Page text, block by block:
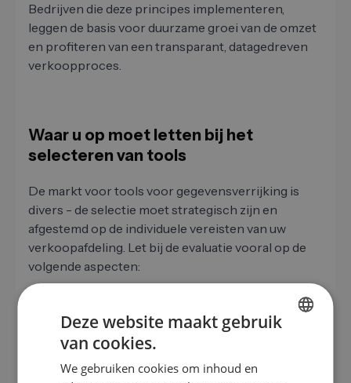
Bedrijven die deze principes implementeren,
leggen de basis voor duurzame groei van de omzet
en profiteren van een transparant, datagedreven
verkoopproces.
Waar u op moet letten bij het
selecteren van tools
De markt voor tools voor gegevensverrijking is
divers - de selectie moet strategisch zijn en
afgestemd op de individuele vereisten van uw
verkoopafdeling. Let bij de evaluatie vooral op de
volgende aspecten:
Gegevensbescherming en naleving van de
Controleer of de tool voldoet aan de
hoogste normen op het gebied van de
bescherming van persoonsgegevens.
Gegevenskwaliteit en diepgang: Hoe actueel,
Deze website maakt gebruik
van cookies.
We gebruiken cookies om inhoud en